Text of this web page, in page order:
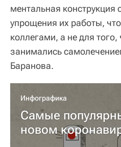
ментальная конструкция
упрощения их работы,
коллегами, а не для
занимались
Баранова.
Инфографика
Самые
новом